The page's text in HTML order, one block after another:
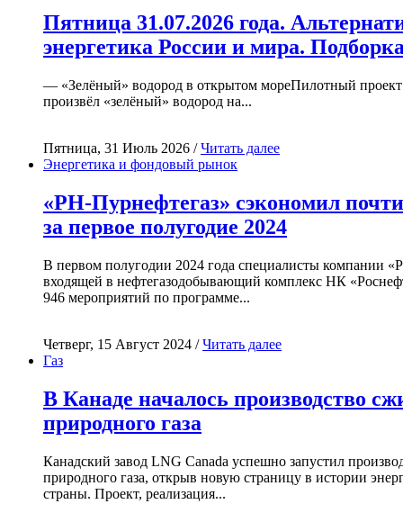
Пятница 31.07.2026 года.
энергетика России и мира.
— «Зелёный» водород в открытом мореПилотный
произвёл «зелёный» водород на...
Пятница, 31 Июль 2026 /Читать далее
Энергетика и фондовый рынок
«РН-Пурнефтегаз» сэкономил
за первое полугодие 2024
В первом полугодии 2024 года специалисты компании
входящей в нефтегазодобывающий комплекс НК
946 мероприятий по программе...
Четверг, 15 Август 2024 /Читать далее
Газ
В Канаде началось производство
природного газа
Канадский завод LNG Canada успешно запустил
природного газа, открыв новую страницу в истории
страны. Проект, реализация...